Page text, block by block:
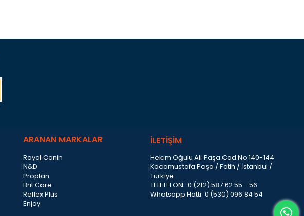
ARANAN MARKALAR
Royal Canin
N&D
Proplan
Brit Care
Reflex Plus
Enjoy
İLETİŞİM
Hekim Oğulu Ali Paşa Cad.No:140-144
Kocamustafa Paşa / Fatih / İstanbul /
Türkiye
TELELEFON : 0 (212) 587 62 55 - 56
Whatsapp Hattı: 0 (530) 096 84 54